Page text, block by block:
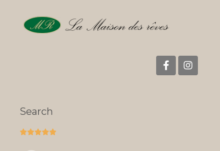
Search
